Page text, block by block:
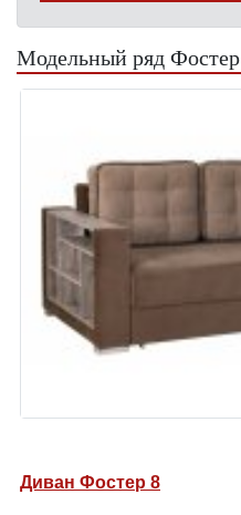
Модельный ряд Фостер
Диван Фостер 8